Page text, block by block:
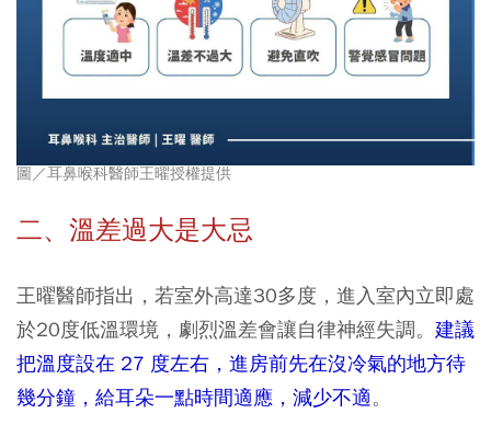
圖／耳鼻喉科醫師王曜授權提供
二、溫差過大是大忌
王曜醫師指出，若室外高達30多度，進入室內立即處
於20度低溫環境，劇烈溫差會讓自律神經失調。 建議
把溫度設在 27 度左右，進房前先在沒冷氣的地方待
幾分鐘，給耳朵一點時間適應，減少不適。